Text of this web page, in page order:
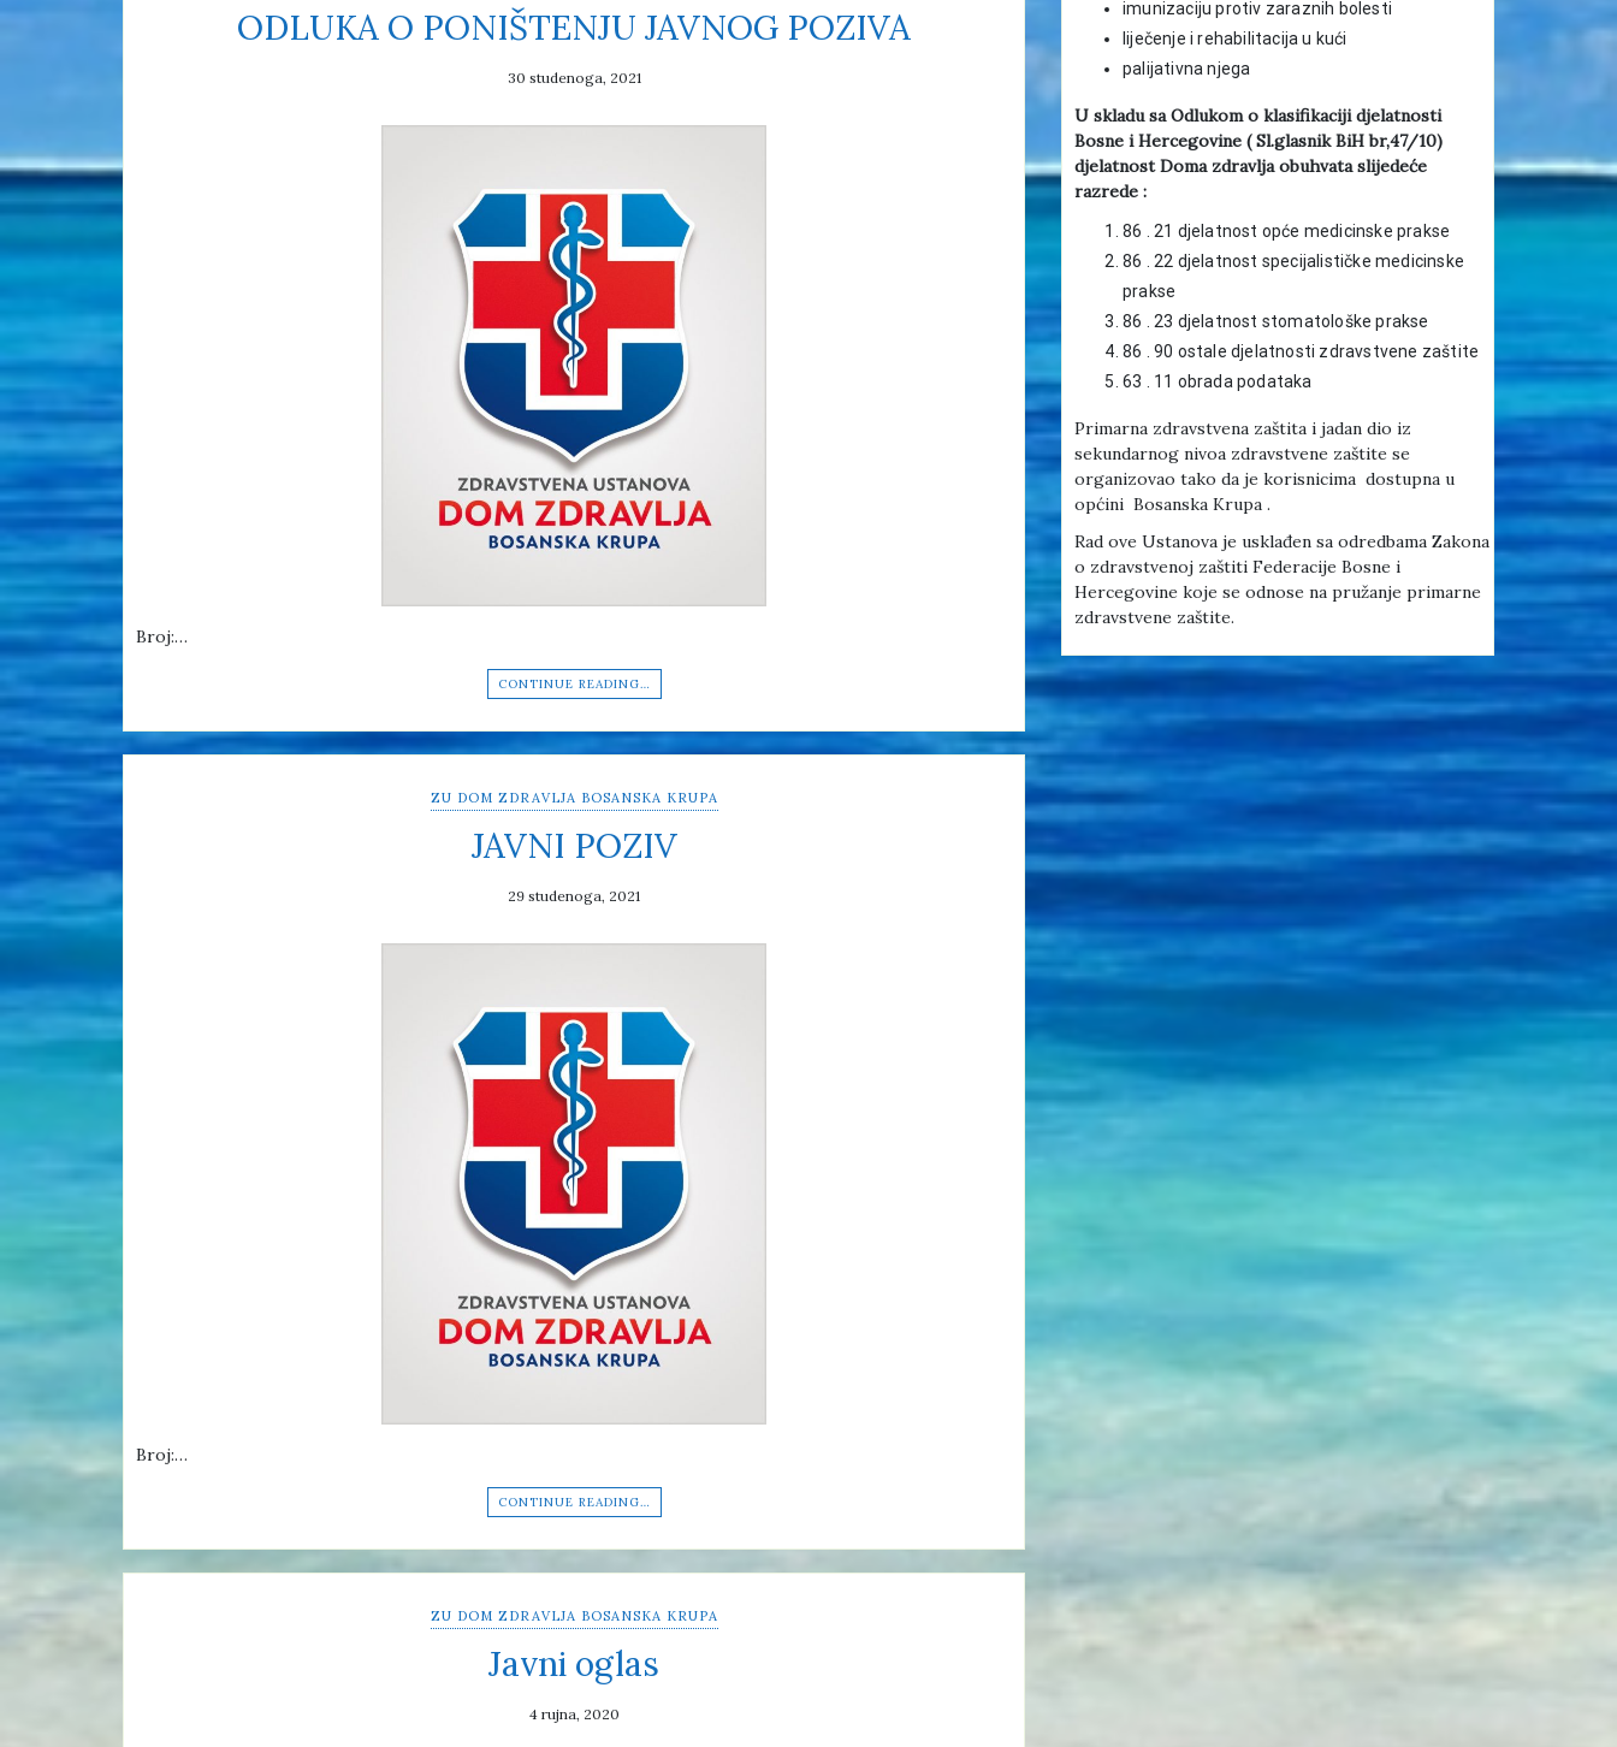
ODLUKA O PONIŠTENJU JAVNOG POZIVA
30 studenoga, 2021
Broj:…
CONTINUE READING…
ZU DOM ZDRAVLJA BOSANSKA KRUPA
JAVNI POZIV
29 studenoga, 2021
Broj:…
CONTINUE READING…
ZU DOM ZDRAVLJA BOSANSKA KRUPA
Javni oglas
4 rujna, 2020
imunizaciju protiv zaraznih bolesti
liječenje i rehabilitacija u kući
palijativna njega
U skladu sa Odlukom o klasifikaciji djelatnosti
Bosne i Hercegovine ( Sl.glasnik BiH br,47/10)
djelatnost Doma zdravlja obuhvata slijedeće
razrede :
86 . 21 djelatnost opće medicinske prakse
86 . 22 djelatnost specijalističke medicinske
prakse
86 . 23 djelatnost stomatološke prakse
86 . 90 ostale djelatnosti zdravstvene zaštite
63 . 11 obrada podataka
Primarna zdravstvena zaštita i jadan dio iz
sekundarnog nivoa zdravstvene zaštite se
organizovao tako da je korisnicima dostupna u
općini Bosanska Krupa .
Rad ove Ustanova je usklađen sa odredbama Zakona
o zdravstvenoj zaštiti Federacije Bosne i
Hercegovine koje se odnose na pružanje primarne
zdravstvene zaštite.